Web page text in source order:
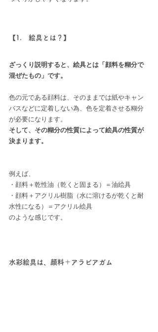
【1.　絵具とは？】
ざっくり説明すると、絵具とは「顔料を糊分で
混ぜたもの」です。
色の元である顔料は、そのままでは紙やキャン
バスなどに定着しない為、色を定着させる糊分
が必要になります。
そして、その糊分の性質によって絵具の性質が
決まります。
例えば、
・顔料＋乾性油（乾くと固まる）＝油絵具
・顔料＋アクリル樹脂（水に溶けるが乾くと耐
水性になる）＝アクリル絵具
のような感じです。
水彩絵具は、顔料＋アラビアガム